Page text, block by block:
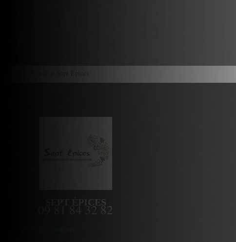
SEPT ÉPICES
09 81 84 32 82